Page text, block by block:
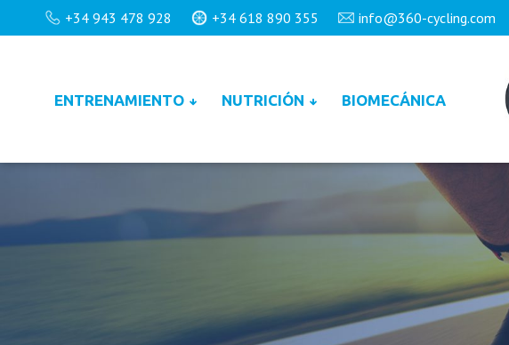
+34 943 478 928 +34 618 890 355 info@360-cycling.com
ENTRENAMIENTO NUTRICIÓN BIOMECÁNICA